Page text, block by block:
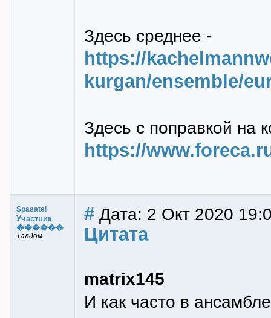
Здесь среднее -
https://
kurgan/ensemble/
Здесь с поправкой на
https://
Spasatel
Участник
������
Талдом
# Дата: 2 Окт 2020
Цитата
matrix145
И как часто в